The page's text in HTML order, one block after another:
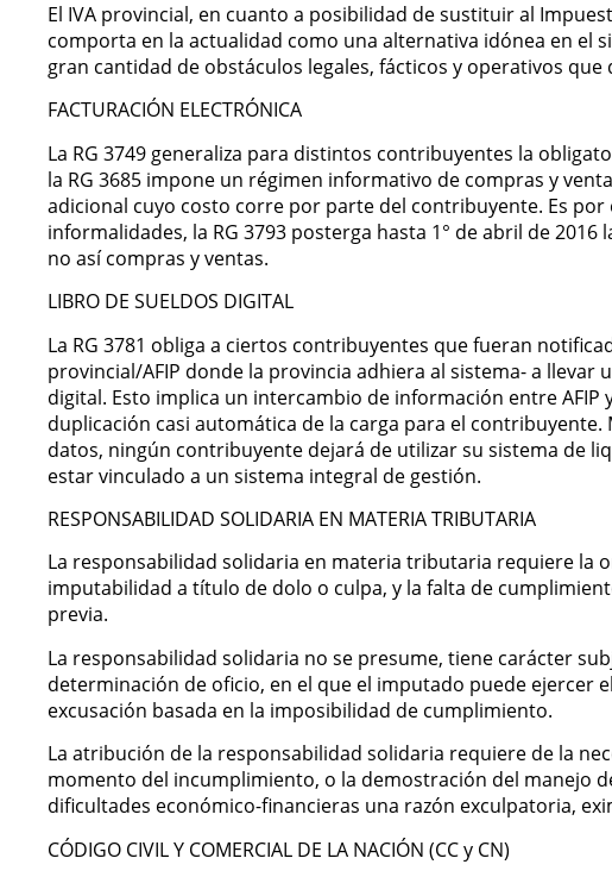
El IVA provincial, en cuanto a posibilidad de sustituir al
comporta en la actualidad como una alternativa idónea en el
gran cantidad de obstáculos legales, fácticos y operativos
FACTURACIÓN ELECTRÓNICA
La RG 3749 generaliza para distintos contribuyentes la
la RG 3685 impone un régimen informativo de compras y
adicional cuyo costo corre por parte del contribuyente. Es por
informalidades, la RG 3793 posterga hasta 1° de abril de
no así compras y ventas.
LIBRO DE SUELDOS DIGITAL
La RG 3781 obliga a ciertos contribuyentes que fueran
provincial/AFIP donde la provincia adhiera al sistema- a
digital. Esto implica un intercambio de información entre AFIP
duplicación casi automática de la carga para el
datos, ningún contribuyente dejará de utilizar su sistema de
estar vinculado a un sistema integral de gestión.
RESPONSABILIDAD SOLIDARIA EN MATERIA TRIBUTARIA
La responsabilidad solidaria en materia tributaria requiere la
imputabilidad a título de dolo o culpa, y la falta de
previa.
La responsabilidad solidaria no se presume, tiene carácter
determinación de oficio, en el que el imputado puede ejercer
excusación basada en la imposibilidad de cumplimiento.
La atribución de la responsabilidad solidaria requiere de la
momento del incumplimiento, o la demostración del manejo
dificultades económico-financieras una razón exculpatoria,
CÓDIGO CIVIL Y COMERCIAL DE LA NACIÓN (CC y CN)